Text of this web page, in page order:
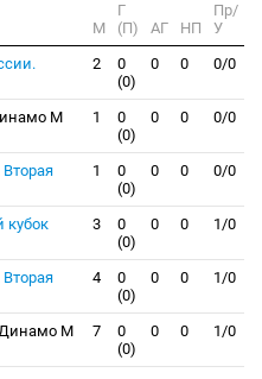
М
Г
(П)
АГ НП
Пр/
У
2
0
(0)
0 0 0/0
М
1
0
(0)
0 0 0/0
1
0
(0)
0 0 0/0
кубок
3
0
(0)
0 0 1/0
4
0
(0)
0 0 1/0
М
7
0
(0)
0 0 1/0